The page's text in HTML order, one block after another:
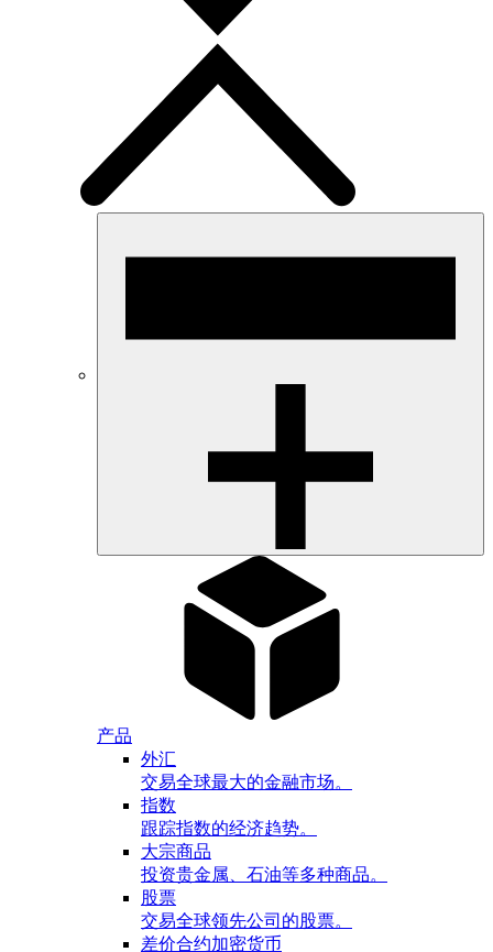
产品
外汇
交易全球最大的金融市场。
指数
跟踪指数的经济趋势。
大宗商品
投资贵金属、石油等多种商品。
股票
交易全球领先公司的股票。
差价合约加密货币